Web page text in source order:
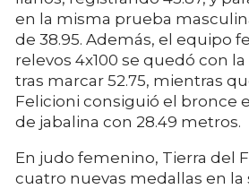
en la misma prueba
de 38.95. Además, el equipo
relevos 4x100 se quedó con
tras marcar 52.75, mientras
Felicioni consiguió el bronce
de jabalina con 28.49 metros.
En judo femenino, Tierra del
cuatro nuevas medallas en la